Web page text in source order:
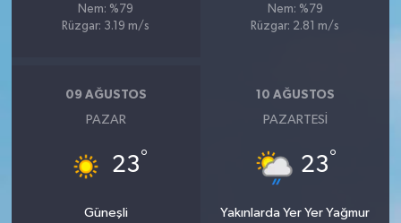
Nem: %79
Rüzgar: 3.19 m/s
Nem: %79
Rüzgar: 2.81 m/s
09 AĞUSTOS
PAZAR
23°
Güneşli
10 AĞUSTOS
PAZARTESI
23°
Yakınlarda Yer Yer Yağmur